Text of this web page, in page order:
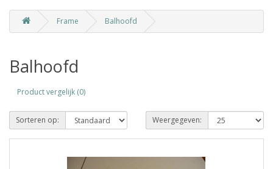
Frame Balhoofd
Balhoofd
Product vergelijk (0)
Sorteren op: Weergegeven: